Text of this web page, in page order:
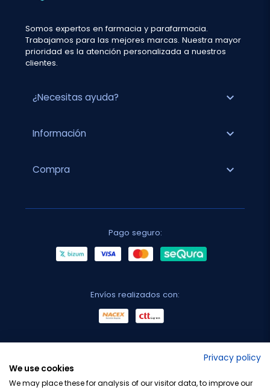
Somos expertos en farmacia y parafarmacia.
Trabajamos para las mejores marcas. Nuestra mayor
prioridad es la atención personalizada a nuestros
clientes.
¿Necesitas ayuda? expand_more
Información expand_more
Compra expand_more
Pago seguro:
Envíos realizados con:
Privacy policy
We use cookies
We may place these for analysis of our visitor data, to improve our